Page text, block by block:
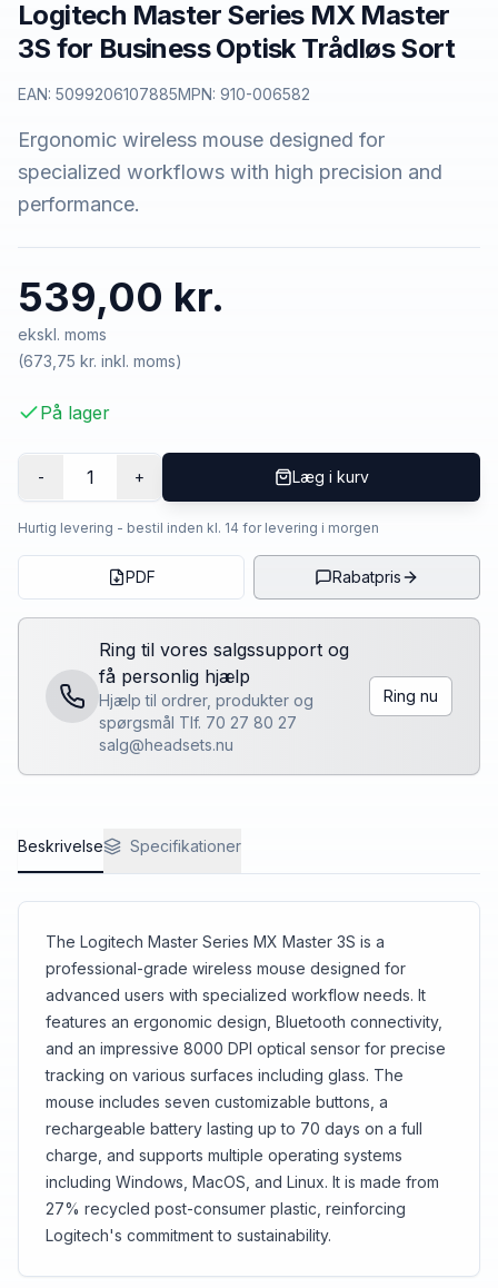
Logitech Master Series MX Master
3S for Business Optisk Trådløs Sort
EAN: 5099206107885MPN: 910-006582
Ergonomic wireless mouse designed for
specialized workflows with high precision and
performance.
539,00 kr.
ekskl. moms
(673,75 kr. inkl. moms)
På lager
- 1 + Læg i kurv
Hurtig levering - bestil inden kl. 14 for levering i morgen
PDF Rabatpris
Ring til vores salgssupport og
få personlig hjælp
Hjælp til ordrer, produkter og
spørgsmål Tlf. 70 27 80 27
salg@headsets.nu
Ring nu
Beskrivelse Specifikationer
The Logitech Master Series MX Master 3S is a
professional-grade wireless mouse designed for
advanced users with specialized workflow needs. It
features an ergonomic design, Bluetooth connectivity,
and an impressive 8000 DPI optical sensor for precise
tracking on various surfaces including glass. The
mouse includes seven customizable buttons, a
rechargeable battery lasting up to 70 days on a full
charge, and supports multiple operating systems
including Windows, MacOS, and Linux. It is made from
27% recycled post-consumer plastic, reinforcing
Logitech's commitment to sustainability.